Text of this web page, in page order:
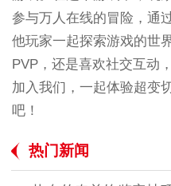
参与万人在线的冒险，通
他玩家一起探索游戏的世
PVP，还是喜欢社交互动
加入我们，一起体验超变
吧！
热门新闻